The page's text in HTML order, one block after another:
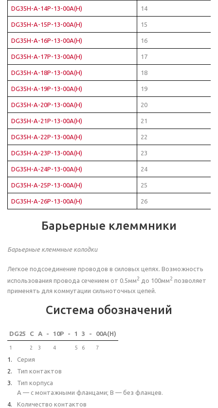
DG35H-A-14P-13-00A(H) 14
DG35H-A-15P-13-00A(H) 15
DG35H-A-16P-13-00A(H) 16
DG35H-A-17P-13-00A(H) 17
DG35H-A-18P-13-00A(H) 18
DG35H-A-19P-13-00A(H) 19
DG35H-A-20P-13-00A(H) 20
DG35H-A-21P-13-00A(H) 21
DG35H-A-22P-13-00A(H) 22
DG35H-A-23P-13-00A(H) 23
DG35H-A-24P-13-00A(H) 24
DG35H-A-25P-13-00A(H) 25
DG35H-A-26P-13-00A(H) 26
Барьерные клеммники
Барьерные клеммные колодки
Легкое подсоединение проводов в силовых цепях. Возможность
использования провода сечением от 0.5мм2 до 100мм2 позволяет
применять для коммутации сильноточных цепей.
Система обозначений
DG25 C A - 10P - 1 3 - 00A(H)
1 2 3 4 5 6 7
Серия
Тип контактов
Тип корпуса
A — с монтажными фланцами; B — без фланцев.
Количество контактов